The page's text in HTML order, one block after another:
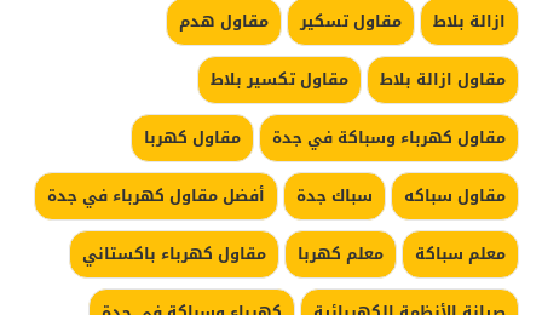
ازالة بلاط
مقاول تسكير
مقاول هدم
مقاول ازالة بلاط
مقاول تكسير بلاط
مقاول كهرباء وسباكة في جدة
مقاول كهربا
مقاول سباكه
سباك جدة
أفضل مقاول كهرباء في جدة
معلم سباكة
معلم كهربا
مقاول كهرباء باكستاني